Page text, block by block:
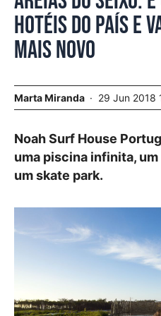
hotéis do País e
mais novo
Marta Miranda 29 Jun 2018
Noah Surf House
uma piscina infinita,
um skate park.